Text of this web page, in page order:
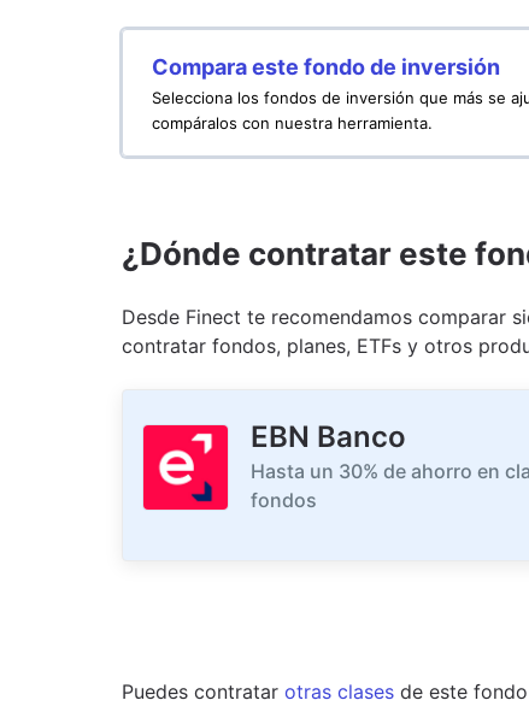
Compara este fondo de inversión
Selecciona los fondos de inversión que más se
compáralos con nuestra herramienta.
¿Dónde contratar este
Desde Finect te recomendamos comparar
contratar fondos, planes, ETFs y otros
EBN Banco
Hasta un 30% de ahorro en
fondos
Puedes contratar otras clases de este fondo